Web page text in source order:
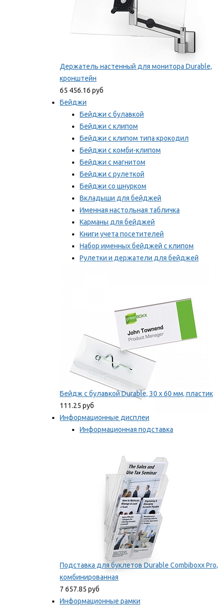
Держатель настенный для монитора Durable,
кронштейн
65 456.16 руб
Бейджи
Бейджи с булавкой
Бейджи с клипом
Бейджи с клипом типа крокодил
Бейджи с комби-клипом
Бейджи с магнитом
Бейджи с рулеткой
Бейджи со шнурком
Вкладыши для бейджей
Именная настольная табличка
Карманы для бейджей
Книги учета посетителей
Набор именных бейджей с клипом
Рулетки и держатели для бейджей
Бейдж с булавкой Durable, 30 х 60 мм, пластик
111.25 руб
Информационные дисплеи
Информационная подставка
Подставка для буклетов Durable Combiboxx Pro,
комбинированная
7 657.85 руб
Информационные рамки